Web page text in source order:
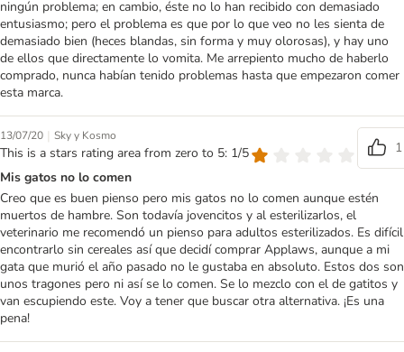
ningún problema; en cambio, éste no lo han recibido con demasiado
entusiasmo; pero el problema es que por lo que veo no les sienta de
demasiado bien (heces blandas, sin forma y muy olorosas), y hay uno
de ellos que directamente lo vomita. Me arrepiento mucho de haberlo
comprado, nunca habían tenido problemas hasta que empezaron comer
esta marca.
13/07/20 | Sky y Kosmo
This is a stars rating area from zero to 5: 1/5
1
Mis gatos no lo comen
Creo que es buen pienso pero mis gatos no lo comen aunque estén
muertos de hambre. Son todavía jovencitos y al esterilizarlos, el
veterinario me recomendó un pienso para adultos esterilizados. Es difícil
encontrarlo sin cereales así que decidí comprar Applaws, aunque a mi
gata que murió el año pasado no le gustaba en absoluto. Estos dos son
unos tragones pero ni así se lo comen. Se lo mezclo con el de gatitos y
van escupiendo este. Voy a tener que buscar otra alternativa. ¡Es una
pena!